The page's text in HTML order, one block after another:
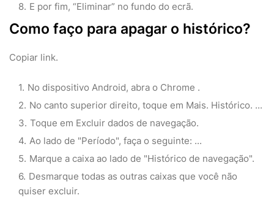
E por fim, “Eliminar” no fundo do ecrã.
Como faço para apagar o histórico?
Copiar link.
No dispositivo Android, abra o Chrome .
No canto superior direito, toque em Mais. Histórico. ...
Toque em Excluir dados de navegação.
Ao lado de "Período", faça o seguinte: ...
Marque a caixa ao lado de "Histórico de navegação".
Desmarque todas as outras caixas que você não
quiser excluir.